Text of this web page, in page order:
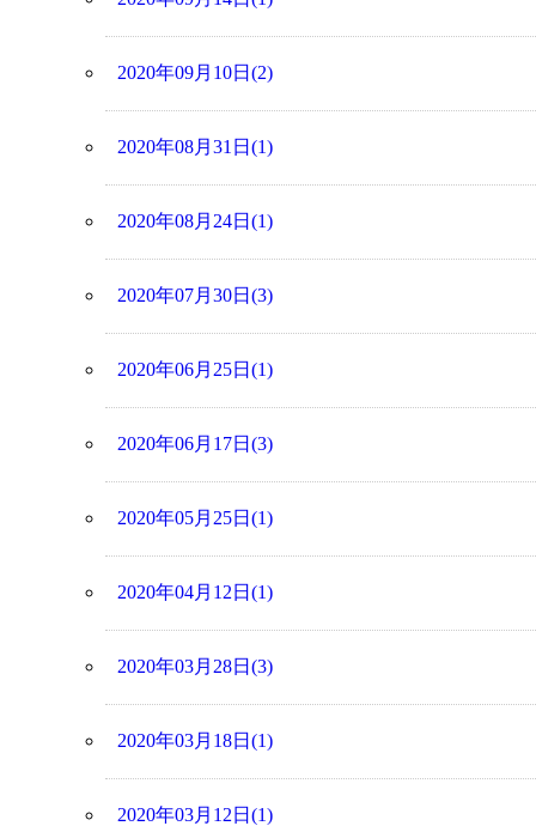
2020年09月10日(2)
2020年08月31日(1)
2020年08月24日(1)
2020年07月30日(3)
2020年06月25日(1)
2020年06月17日(3)
2020年05月25日(1)
2020年04月12日(1)
2020年03月28日(3)
2020年03月18日(1)
2020年03月12日(1)